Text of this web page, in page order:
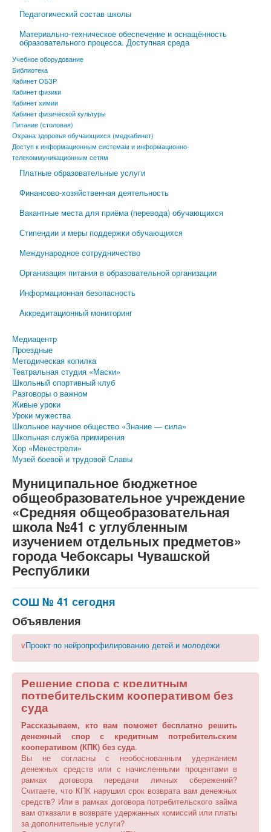
Педагогический состав школы
Материально-техническое обеспечение и оснащённость
образовательного процесса. Доступная среда
Учебное оборудование
Библиотека
Кабинет ОБЗР
Кабинет физики
Кабинет химии
Кабинет физической культуры
Питание (столовая)
Охрана здоровья обучающихся (медкабинет)
Доступ к информационным системам и информационно-
телекоммуникационным сетям
Платные образовательные услуги
Финансово-хозяйственная деятельность
Вакантные места для приёма (перевода) обучающихся
Стипендии и меры поддержки обучающихся
Международное сотрудничество
Организация питания в образовательной организации
Информационная безопасность
Аккредитационный мониторинг
Медиацентр
Проездные
Методическая копилка
Театральная студия «Маски»
Школьный спортивный клуб
Разговоры о важном
Живые уроки
Уроки мужества
Школьное научное общество «Знание — сила»
Школьная служба примирения
Хор «Менестрели»
Музей боевой и трудовой Славы
Муниципальное бюджетное
общеобразовательное учреждение
«Средняя общеобразовательная
школа №41 с углубленным
изучением отдельных предметов»
города Чебоксары Чувашской
Республики
СОШ № 41 сегодня
Объявления
vПроект по нейропрофилированию детей и молодёжи
Решение спора с кредитным
потребительским кооперативом без
суда
Рассказываем, кто вам поможет бесплатно решить
денежный спор с кредитным потребительским
кооперативом (КПК) без суда.
Вы не согласны с необоснованным удержанием
денежных средств или с начисленными процентами в
рамках договора передачи личных сбережений?
Считаете, что КПК нарушил срок возврата вам денежных
средств? Или в рамках договора потребительского займа
вам отказали в возврате удержанных комиссий или платы
за дополнительные услуги?